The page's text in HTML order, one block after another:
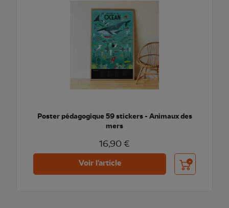
Poster pédagogique 59 stickers - Animaux des
mers
16,90 €
Voir l'article Ajouter au